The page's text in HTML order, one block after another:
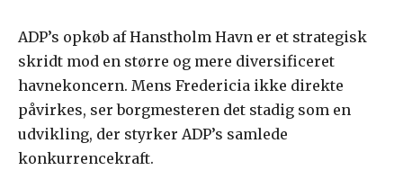
ADP’s opkøb af Hanstholm Havn er et strategisk
skridt mod en større og mere diversificeret
havnekoncern. Mens Fredericia ikke direkte
påvirkes, ser borgmesteren det stadig som en
udvikling, der styrker ADP’s samlede
konkurrencekraft.